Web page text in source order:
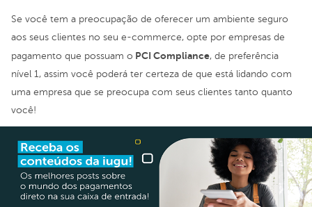
Se você tem a preocupação de oferecer um ambiente seguro
aos seus clientes no seu e-commerce, opte por empresas de
pagamento que possuam o PCI Compliance, de preferência
nível 1, assim você poderá ter certeza de que está lidando com
uma empresa que se preocupa com seus clientes tanto quanto
você!